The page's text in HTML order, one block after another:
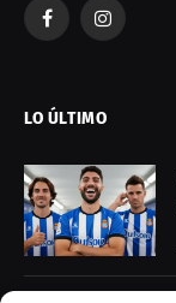
FacebookInstagram
LO ÚLTIMO